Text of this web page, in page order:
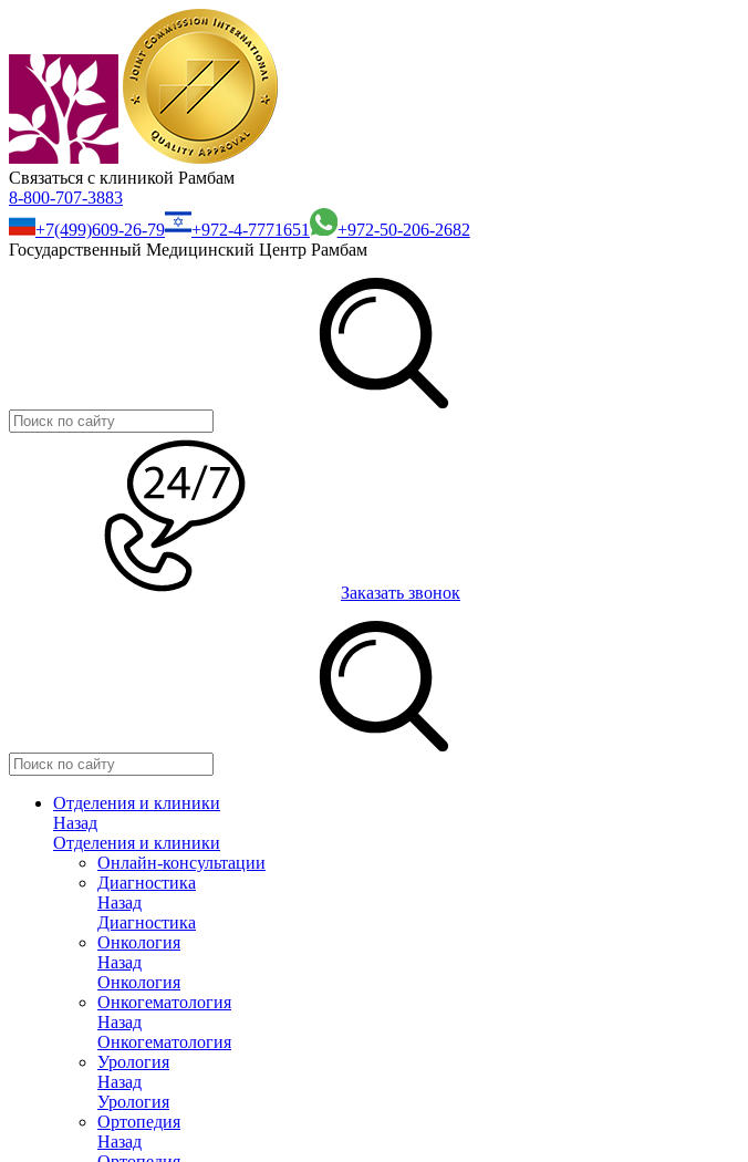
Связаться с клиникой Рамбам
8-800-707-3883
+7(499)609-26-79
+972-4-7771651
+972-50-206-2682
Государственный Медицинский Центр Рамбам
Заказать звонок
Отделения и клиники
Назад
Отделения и клиники
Онлайн-консультации
Диагностика
Назад
Диагностика
Онкология
Назад
Онкология
Онкогематология
Назад
Онкогематология
Урология
Назад
Урология
Ортопедия
Назад